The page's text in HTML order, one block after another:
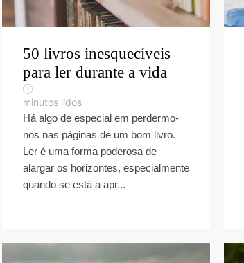
50 livros inesquecíveis
para ler durante a vida
minutos lidos
Há algo de especial em perdermo-
nos nas páginas de um bom livro.
Ler é uma forma poderosa de
alargar os horizontes, especialmente
quando se está a apr...